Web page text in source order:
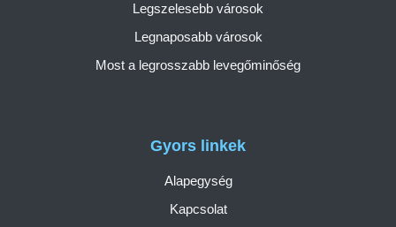
Gyors linkek
Alapegység
Kapcsolat
Legszelesebb városok
Legnaposabb városok
Most a legrosszabb levegőminőség